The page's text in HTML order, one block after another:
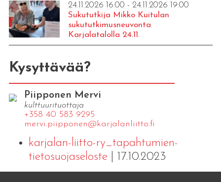
24.11.2026 16:00 - 24.11.2026 19:00
Sukututkija Mikko Kuitulan
sukututkimusneuvonta
Karjalatalolla 24.11.
Kysyttävää?
Piipponen Mervi
kulttuurituottaja
+358 40 583 9295
mervi.​piipponen@​kar​jala​nlii​tto.​fi
karjalan-liitto-ry_tapahtumien-
tietosuojaseloste| 17.10.2023